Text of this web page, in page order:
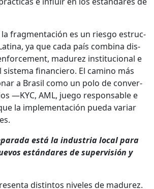
frag­mentación es un ries­go estruc­
ya que cada país com­bi­na dis­
madurez insti­tu­cional e
financiero. El camino más
a Brasil como un polo de con­ver­
—KYC, AML, juego respon­s­able e
la imple­mentación pue­da vari­ar
está la indus­tria local para
están­dares de super­visión y
dis­tin­tos nive­les de madurez.